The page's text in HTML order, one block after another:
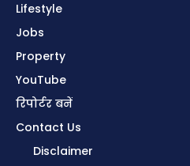
Lifestyle
Jobs
Property
YouTube
रिपोर्टर बनें
Contact Us
Disclaimer